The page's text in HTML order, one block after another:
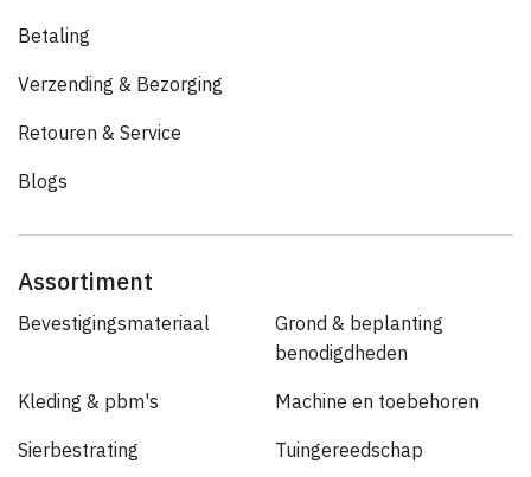
Betaling
Verzending & Bezorging
Retouren & Service
Blogs
Assortiment
Bevestigingsmateriaal
Grond & beplanting
benodigdheden
Kleding & pbm's Machine en toebehoren
Sierbestrating Tuingereedschap